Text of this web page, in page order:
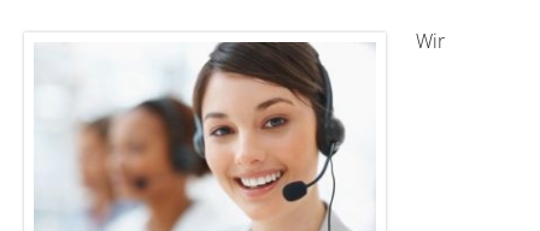
Wir